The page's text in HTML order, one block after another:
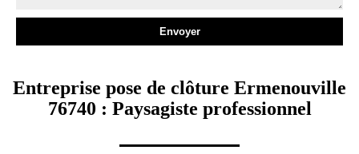
Entreprise pose de clôture Ermenouville
76740 : Paysagiste professionnel